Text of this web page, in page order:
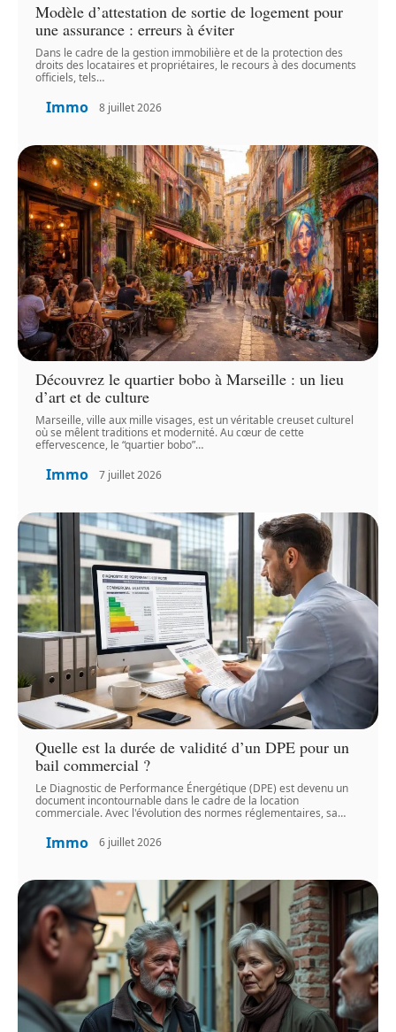
Modèle d’attestation de sortie de logement pour
une assurance : erreurs à éviter
Dans le cadre de la gestion immobilière et de la protection des
droits des locataires et propriétaires, le recours à des documents
officiels, tels…
Immo 8 juillet 2026
Découvrez le quartier bobo à Marseille : un lieu
d’art et de culture
Marseille, ville aux mille visages, est un véritable creuset culturel
où se mêlent traditions et modernité. Au cœur de cette
effervescence, le “quartier bobo”…
Immo 7 juillet 2026
Quelle est la durée de validité d’un DPE pour un
bail commercial ?
Le Diagnostic de Performance Énergétique (DPE) est devenu un
document incontournable dans le cadre de la location
commerciale. Avec l'évolution des normes réglementaires, sa…
Immo 6 juillet 2026